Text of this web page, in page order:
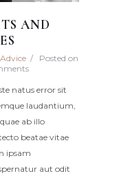
AND
Posted on
natus error sit
laudantium,
ab illo
beatae vitae
ipsam
aut odit